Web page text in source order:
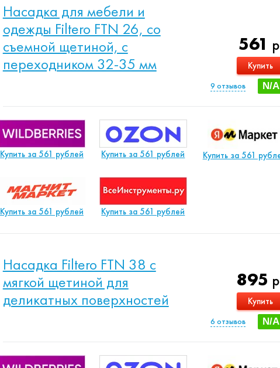
Насадка для мебели и
одежды Filtero FTN 26, со
съемной щетиной, с
переходником 32-35 мм
561
Купить
N/A
9 отзывов
Купить за 561 рублей Купить за 561 рублей Купить за 561
Купить за 561 рублей Купить за 561 рублей
Насадка Filtero FTN 38 с
мягкой щетиной для
деликатных поверхностей
895
Купить
N/A
6 отзывов